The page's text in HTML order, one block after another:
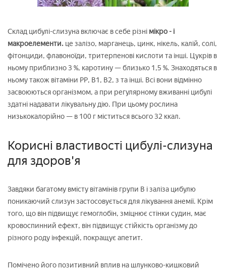
Склад цибулі-слизуна включає в себе різні мікро - і
макроелементи. це залізо, марганець, цинк, нікель, калій, солі,
фітонциди, флавоноїди, тритерпенові кислоти та інші. Цукрів в
ньому приблизно 3 %, каротину — близько 1,5 %. Знаходяться в
ньому також вітаміни РР, В1, В2, з та інші. Всі вони відмінно
засвоюються організмом, а при регулярному вживанні цибулі
здатні надавати лікувальну дію. При цьому рослина
низькокалорійно — в 100 г міститься всього 32 ккал.
Корисні властивості цибулі-слизуна
для здоров'я
Завдяки багатому вмісту вітамінів групи В і заліза цибулю
поникаючий слизун застосовується для лікування анемії. Крім
того, що він підвищує гемоглобін, зміцнює стінки судин, має
кровоспинний ефект, він підвищує стійкість організму до
різного роду інфекцій, покращує апетит.
Помічено його позитивний вплив на шлунково-кишковий